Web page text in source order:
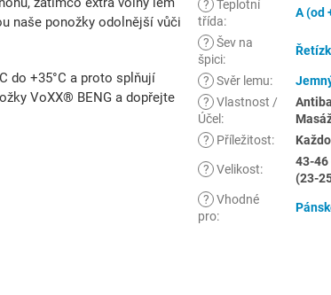
naše ponožky odolnější vůči
do +35°C a proto splňují
VoXX® BENG a dopřejte
? Teplotní
třída:
A (od
? Šev na
špici:
? Svěr lemu:
? Vlastnost /
Účel :
?
Příležitost:
? Velikost:
43-46
(23-
? Vhodné
pro: